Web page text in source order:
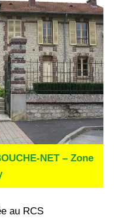
NET – Zone
au RCS